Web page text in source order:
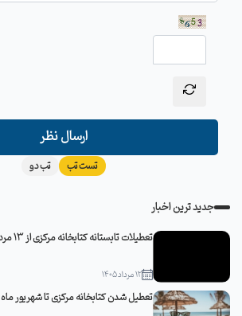
ارسال نظر
تست تب تب دو
جدید ترین اخبار
تعطیلات تابستانه کتابخانه مرکزی از 13 مرداد تا 7 شهریور 1405
12 مرداد 1405
تعطیل شدن کتابخانه مرکزی تا شهریور ماه